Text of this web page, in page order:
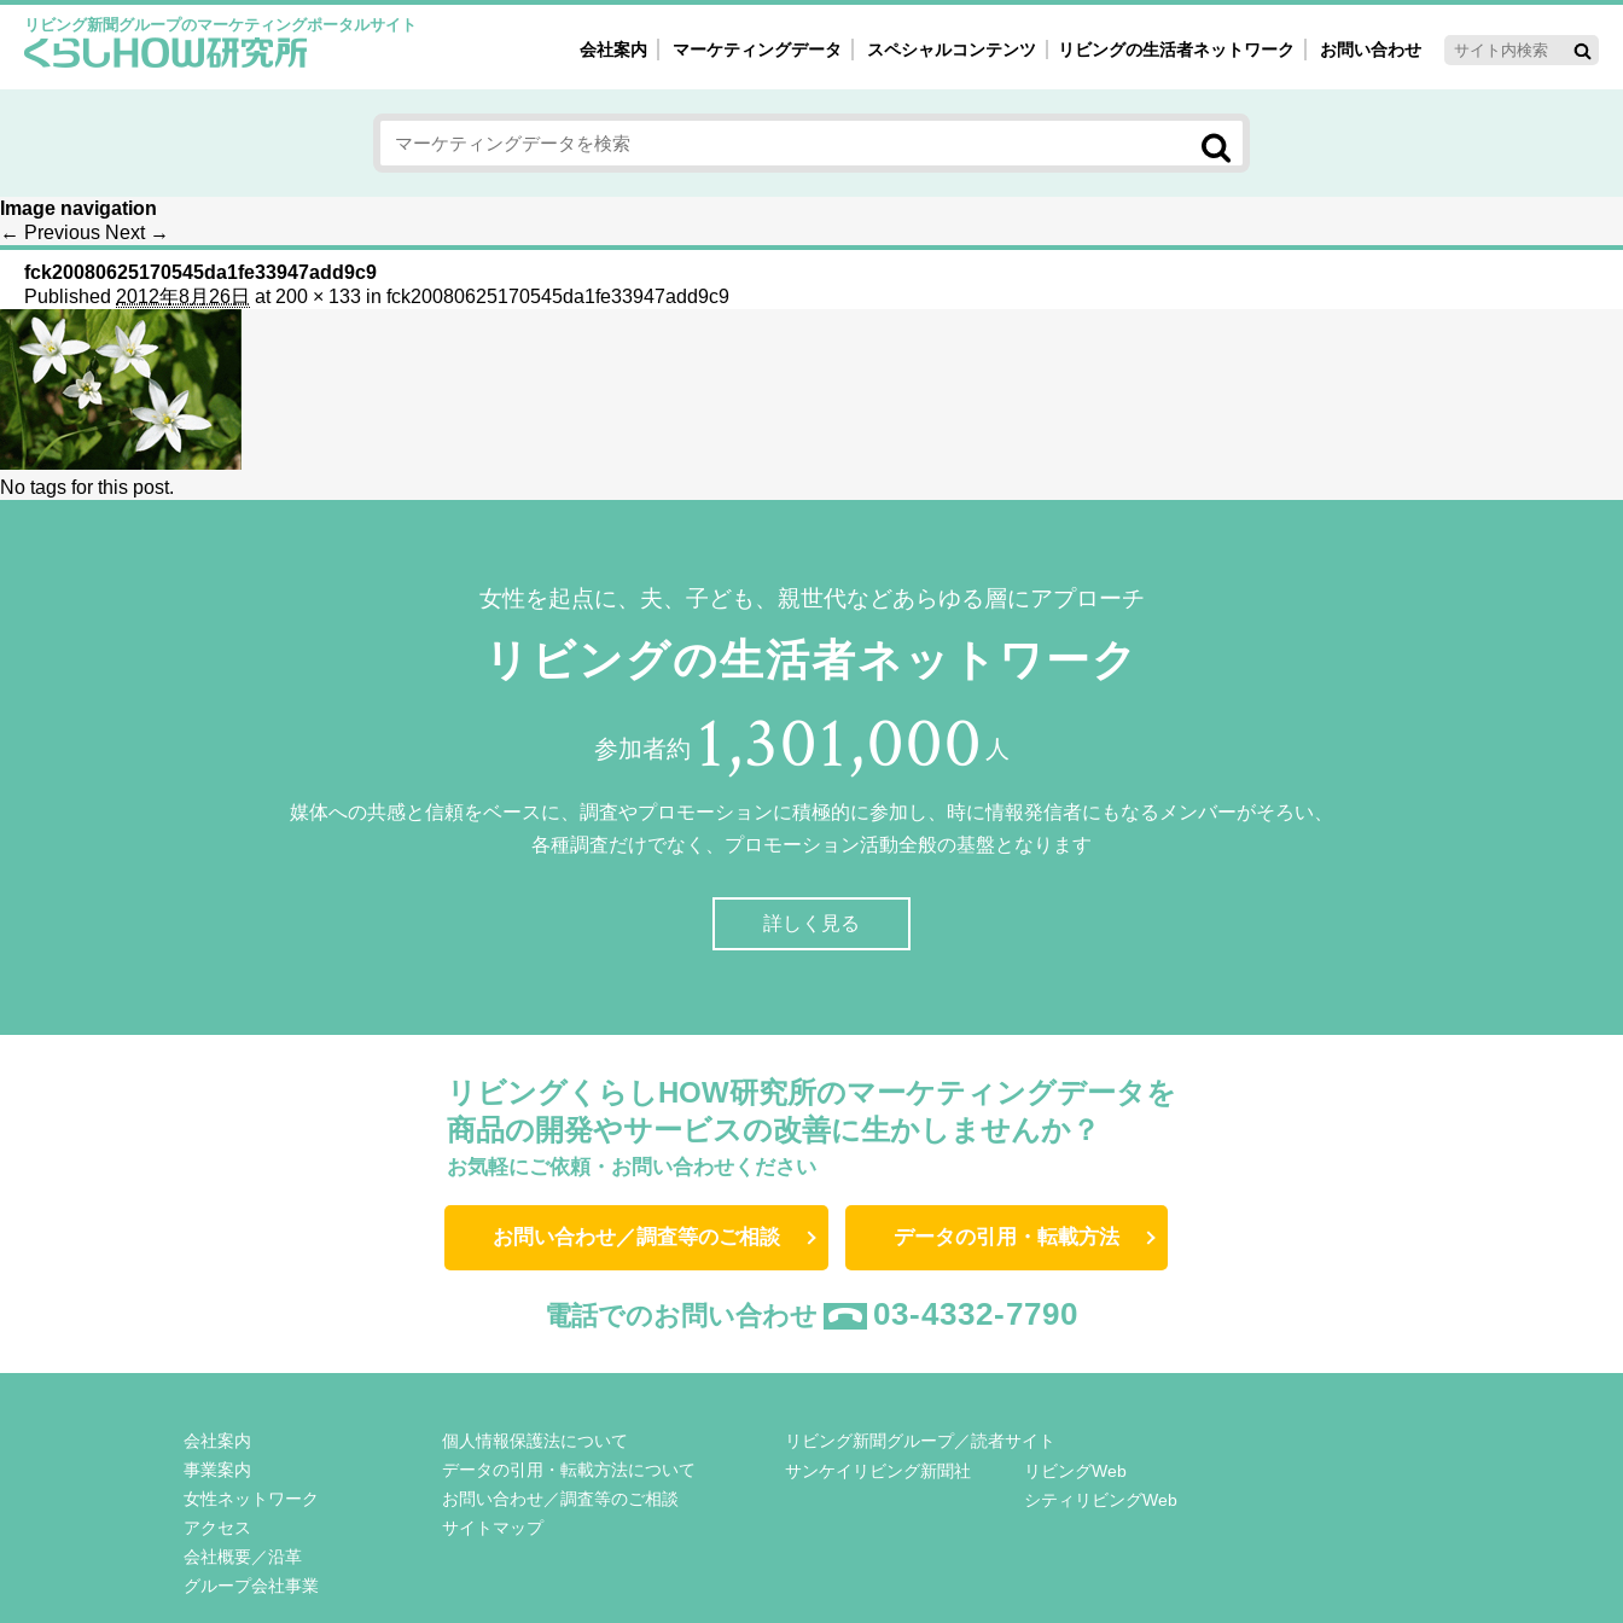
リビング新聞グループのマーケティングポータルサイト
会社案内 マーケティングデータ スペシャルコンテンツ
女性の気持ちと消費がリアルに見える
自主調査レポート
次にコレ来る!?
不便・不満の声
注目ターゲット・重点テーマ
40'ｓ～60'ｓマーケット研究室
母系新3世代消費研究室
リビングの生活者ネットワーク お問い合わせ
Image navigation
← Previous Next →
fck20080625170545da1fe33947add9c9
Published 2012年8月26日 at 200 × 133 in fck20080625170545da1fe33947add9c9
No tags for this post.
女性を起点に、夫、子ども、親世代などあらゆる層にアプローチ
リビングの生活者ネットワーク
参加者約 1,301,000 人
媒体への共感と信頼をベースに、調査やプロモーションに積極的に参加し、時に情報発信者にもなるメンバーがそろい、
各種調査だけでなく、プロモーション活動全般の基盤となります
詳しく見る
リビングくらしHOW研究所のマーケティングデータを
商品の開発やサービスの改善に生かしませんか？
お気軽にご依頼・お問い合わせください
お問い合わせ／調査等のご相談 データの引用・転載方法
電話でのお問い合わせ 03-4332-7790
会社案内
事業案内
女性ネットワーク
アクセス
会社概要／沿革
グループ会社事業
個人情報保護法について
データの引用・転載方法について
お問い合わせ／調査等のご相談
サイトマップ
リビング新聞グループ／読者サイト
サンケイリビング新聞社
リビングWeb
シティリビングWeb